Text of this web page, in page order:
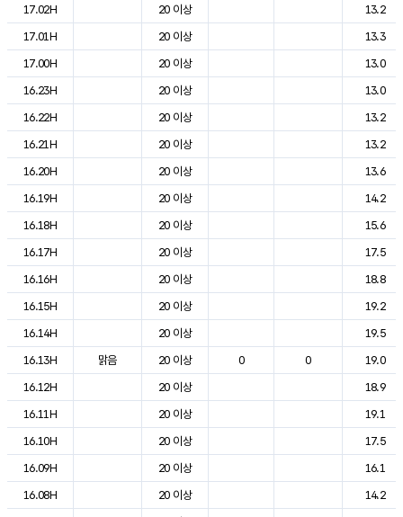
17.02H
20 이상
13.2
17.01H
20 이상
13.3
17.00H
20 이상
13.0
16.23H
20 이상
13.0
16.22H
20 이상
13.2
16.21H
20 이상
13.2
16.20H
20 이상
13.6
16.19H
20 이상
14.2
16.18H
20 이상
15.6
16.17H
20 이상
17.5
16.16H
20 이상
18.8
16.15H
20 이상
19.2
16.14H
20 이상
19.5
16.13H
맑음 20 이상 0 0
19.0
16.12H
20 이상
18.9
16.11H
20 이상
19.1
16.10H
20 이상
17.5
16.09H
20 이상
16.1
16.08H
20 이상
14.2